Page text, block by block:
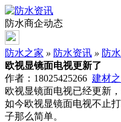
防水商企动态
防水之家 » 防水资讯 » 防
欧视显镜面电视更新了
作者：18025425266 建材
欧视显镜面电视已经更新，
如今欧视显镜面电视不止
子那么简单。